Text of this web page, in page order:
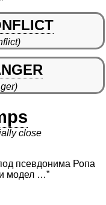
close
псевдонима Ропа
модел …”